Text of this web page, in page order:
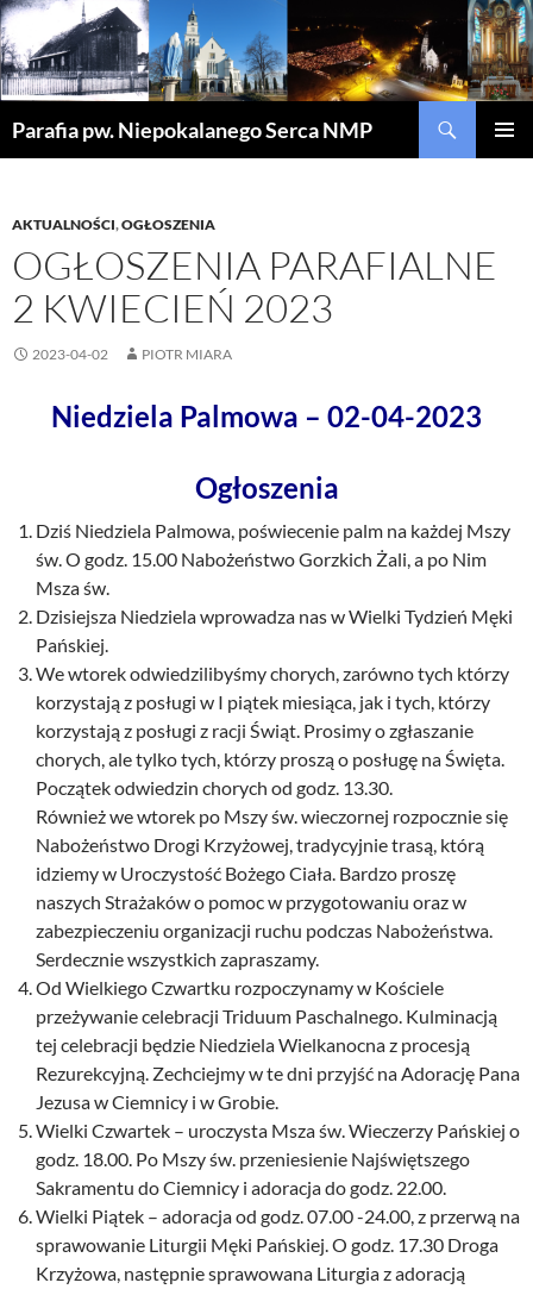
Parafia pw. Niepokalanego Serca NMP
AKTUALNOŚCI,OGŁOSZENIA
OGŁOSZENIA PARAFIALNE
2 KWIECIEŃ 2023
2023-04-02 PIOTR MIARA
Niedziela Palmowa – 02-04-2023
Ogłoszenia
Dziś Niedziela Palmowa, poświecenie palm na każdej Mszy
św. O godz. 15.00 Nabożeństwo Gorzkich Żali, a po Nim
Msza św.
Dzisiejsza Niedziela wprowadza nas w Wielki Tydzień Męki
Pańskiej.
We wtorek odwiedzilibyśmy chorych, zarówno tych którzy
korzystają z posługi w I piątek miesiąca, jak i tych, którzy
korzystają z posługi z racji Świąt. Prosimy o zgłaszanie
chorych, ale tylko tych, którzy proszą o posługę na Święta.
Początek odwiedzin chorych od godz. 13.30.
Również we wtorek po Mszy św. wieczornej rozpocznie się
Nabożeństwo Drogi Krzyżowej, tradycyjnie trasą, którą
idziemy w Uroczystość Bożego Ciała. Bardzo proszę
naszych Strażaków o pomoc w przygotowaniu oraz w
zabezpieczeniu organizacji ruchu podczas Nabożeństwa.
Serdecznie wszystkich zapraszamy.
Od Wielkiego Czwartku rozpoczynamy w Kościele
przeżywanie celebracji Triduum Paschalnego. Kulminacją
tej celebracji będzie Niedziela Wielkanocna z procesją
Rezurekcyjną. Zechciejmy w te dni przyjść na Adorację Pana
Jezusa w Ciemnicy i w Grobie.
Wielki Czwartek – uroczysta Msza św. Wieczerzy Pańskiej o
godz. 18.00. Po Mszy św. przeniesienie Najświętszego
Sakramentu do Ciemnicy i adoracja do godz. 22.00.
Wielki Piątek – adoracja od godz. 07.00 -24.00, z przerwą na
sprawowanie Liturgii Męki Pańskiej. O godz. 17.30 Droga
Krzyżowa, następnie sprawowana Liturgia z adoracją